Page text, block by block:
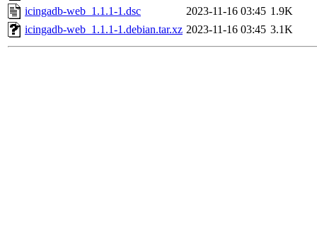
icingadb-web_1.1.1-1.dsc
2023-11-16 03:45 1.9K
icingadb-web_1.1.1-1.debian.tar.xz 2023-11-16 03:45 3.1K